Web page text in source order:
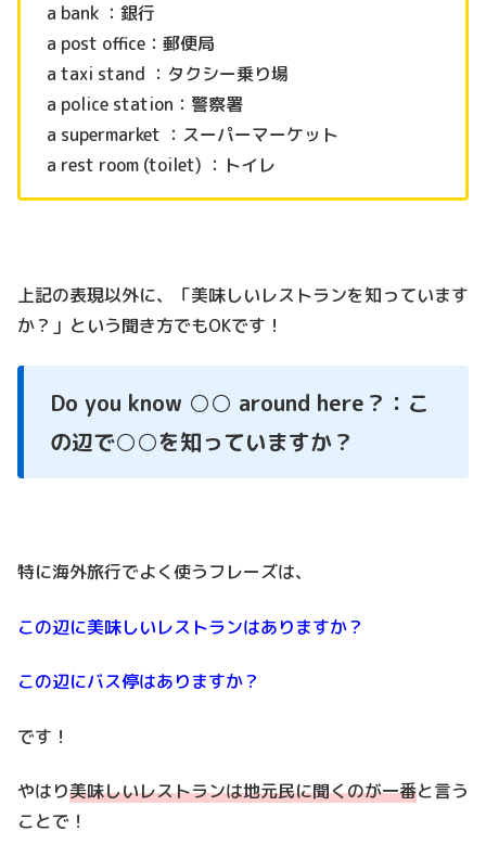
a bank ：銀行
a post office：郵便局
a taxi stand ：タクシー乗り場
a police station：警察署
a supermarket ：スーパーマーケット
a rest room (toilet) ：トイレ
上記の表現以外に、「美味しいレストランを知っています
か？」という聞き方でもOKです！
Do you know ○○ around here？：こ
の辺で○○を知っていますか？
特に海外旅行でよく使うフレーズは、
この辺に美味しいレストランはありますか？
この辺にバス停はありますか？
です！
やはり美味しいレストランは地元民に聞くのが一番と言う
ことで！